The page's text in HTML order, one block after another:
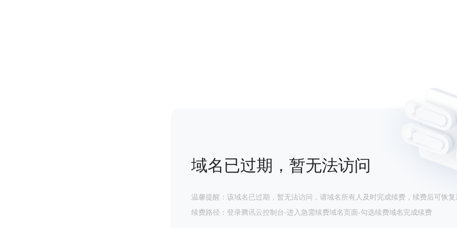
域名已过期，暂无法访问
温馨提醒：该域名已过期，暂无法访问，请域名所有人及时完成续费，续费后可恢复
续费路径：登录腾讯云控制台-进入急需续费域名页面-勾选续费域名完成续费